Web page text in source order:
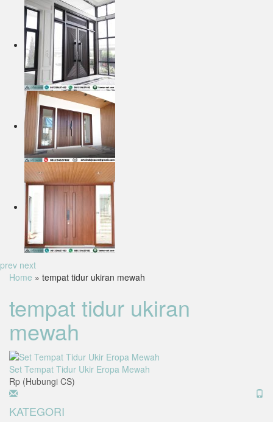
prev next
Home » tempat tidur ukiran mewah
tempat tidur ukiran
mewah
Set Tempat Tidur Ukir Eropa Mewah
Rp (Hubungi CS)
KATEGORI